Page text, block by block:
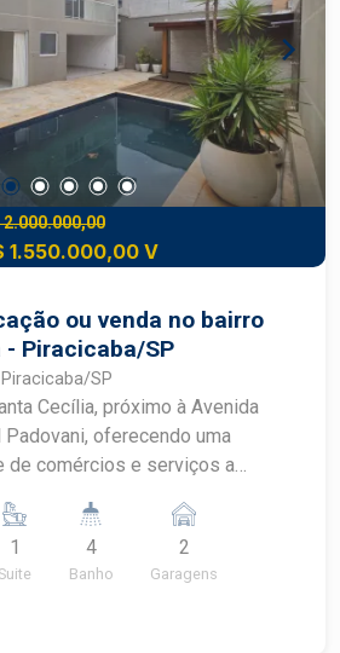
2.000.000,00
1.550.000,00 V
ou venda no bairro
- Piracicaba/SP
SP
Cecília, próximo à Avenida
oferecendo uma
de comércios e serviços a
1 suíte, todos com persianas
- Ampla sala 2
1 4
Banho
2
Garagens